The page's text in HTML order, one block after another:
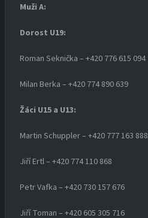
Muži A:
Dorost U19:
Roman Seknička – +420 776 615 094
Milan Berka – +420 774 890 639
Žáci U15 a U13:
Martin Schuppler – +420 777 163 888
Jiří Ertl – +420 774 110 868
Petr Vafka – +420 730 157 676
Jiří Toman – +420 605 305 716